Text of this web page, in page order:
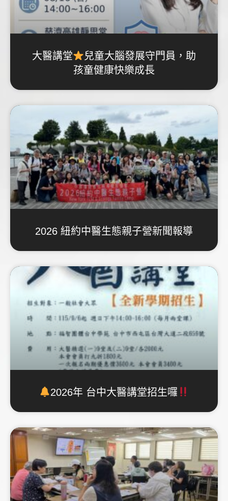
大醫講堂
兒童大腦發展守門員，助
孩童健康快樂成長
2026 紐約中醫生態親子營新聞報導
2026年 台中大醫講堂招生囉